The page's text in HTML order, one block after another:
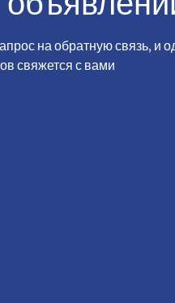
на обратную связь, и
свяжется с вами